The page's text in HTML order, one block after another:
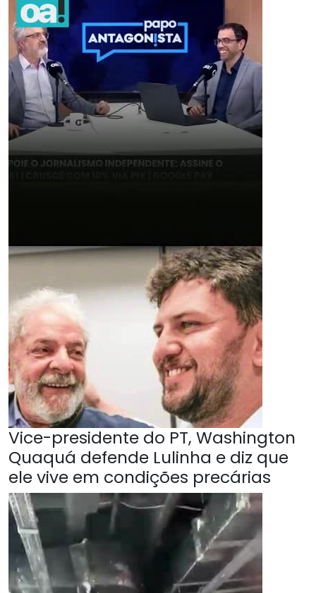
Vice-presidente do PT, Washington
Quaquá defende Lulinha e diz que
ele vive em condições precárias